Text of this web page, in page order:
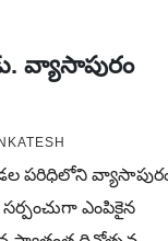
వ్యాసాపురం
పరిధిలోని
ఎంపికైన